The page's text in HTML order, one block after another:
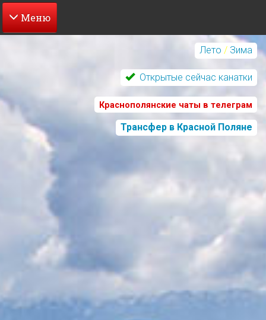
Перейти
содержанию
Лето / Зима
Открытые сейчас канатки
Краснополянские чаты в телеграм
Трансфер в Красной Поляне